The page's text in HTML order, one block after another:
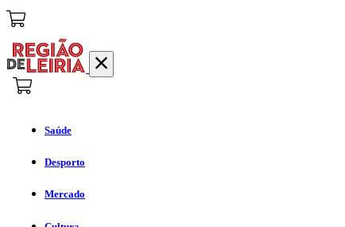
Saúde
Desporto
Mercado